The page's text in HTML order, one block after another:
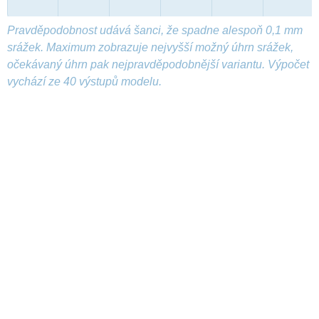
Pravděpodobnost udává šanci, že spadne alespoň 0,1 mm
srážek. Maximum zobrazuje nejvyšší možný úhrn srážek,
očekávaný úhrn pak nejpravděpodobnější variantu. Výpočet
vychází ze 40 výstupů modelu.